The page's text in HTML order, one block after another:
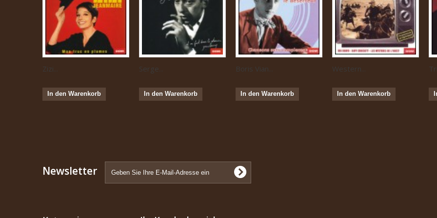
Zizi...
In den Warenkorb
Serge...
In den Warenkorb
Boris Vian...
In den Warenkorb
Western...
In den Warenkorb
Newsletter